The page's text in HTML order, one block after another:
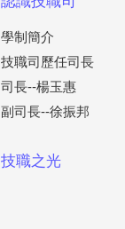
學制簡介
技職司歷任司長
司長--楊玉惠
副司長--徐振邦
技職之光